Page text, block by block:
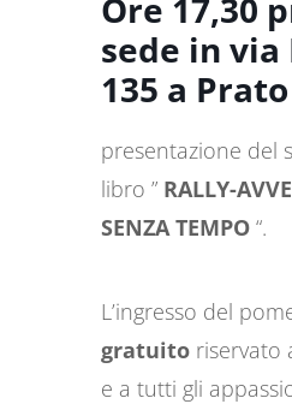
Ore 17,30
sede in via
135 a Prato
presentazione del
libro ” RALLY-
SENZA TEMPO “.
L’ingresso del
gratuito riservato
e a tutti gli